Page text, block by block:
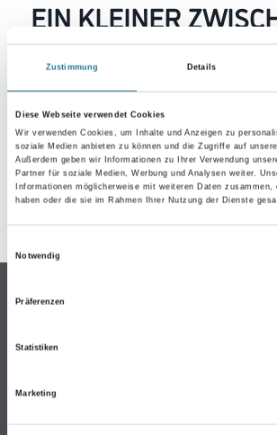
Zustimmung Details
Diese Webseite verwendet Cookies
Wir verwenden Cookies, um Inhalte und Anzeigen zu
soziale Medien anbieten zu können und die Zugriffe auf
Außerdem geben wir Informationen zu Ihrer Verwendung
Partner für soziale Medien, Werbung und Analysen weiter.
Informationen möglicherweise mit weiteren Daten
haben oder die sie im Rahmen Ihrer Nutzung der Dienste
Notwendig
Präferenzen
Statistiken
Marketing
EIN KLEINER
IST
Keine Sorge, wir pinseln schon an
werden das Problem so schnell wie
Erkunden Sie in der Zwischenzeit
und lassen Sie sich
ZURÜCK ZUM ONLINE-
Online-Shop
WDV-Systeme
Putze- und Spachtelmassen
Bodenbeläge